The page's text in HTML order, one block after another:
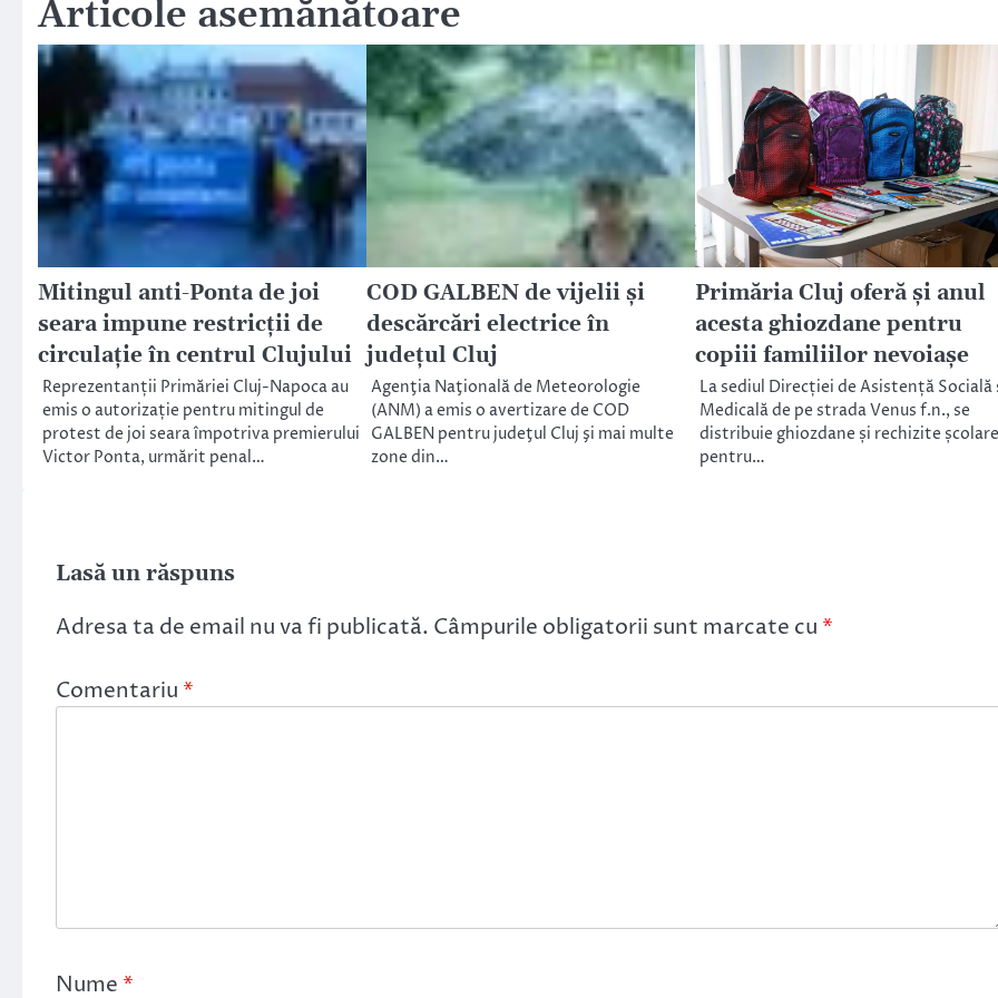
Articole asemănătoare
Mitingul anti-Ponta de joi
seara impune restricții de
circulație în centrul Clujului
Reprezentanții Primăriei Cluj-Napoca au
emis o autorizație pentru mitingul de
protest de joi seara împotriva premierului
Victor Ponta, urmărit penal…
COD GALBEN de vijelii şi
descărcări electrice în
judeţul Cluj
Agenţia Naţională de Meteorologie
(ANM) a emis o avertizare de COD
GALBEN pentru judeţul Cluj şi mai multe
zone din…
Primăria Cluj oferă și anul
acesta ghiozdane pentru
copiii familiilor nevoiașe
La sediul Direcției de Asistență Socială
Medicală de pe strada Venus f.n., se
distribuie ghiozdane și rechizite școlare
pentru…
Lasă un răspuns
Adresa ta de email nu va fi publicată. Câmpurile obligatorii sunt marcate cu *
Comentariu *
Nume *